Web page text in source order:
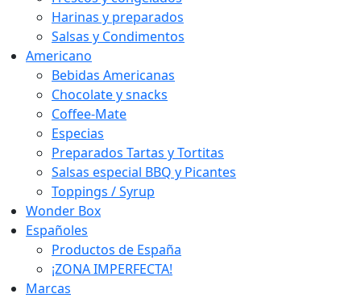
Harinas y preparados
Salsas y Condimentos
Americano
Bebidas Americanas
Chocolate y snacks
Coffee-Mate
Especias
Preparados Tartas y Tortitas
Salsas especial BBQ y Picantes
Toppings / Syrup
Wonder Box
Españoles
Productos de España
¡ZONA IMPERFECTA!
Marcas